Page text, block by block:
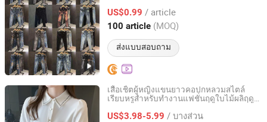
US$0.99 / article
100 article (MOQ)
ส่งแบบสอบถาม
Guangdong, China อัตราจาก 2026
เสื้อเชิ้ตผู้หญิงแขนยาวคอปกหลวมสไตล์
เรียบหรูสำหรับทำงานแฟชั่นฤดูใบไม้ผลิฤดู
US$3.98-5.99 / บางส่วน
Free Market Co., Ltd